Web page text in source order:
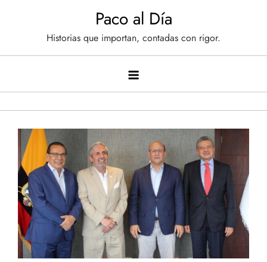
Paco al Día
Historias que importan, contadas con rigor.